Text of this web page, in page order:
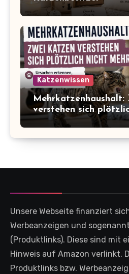
Katzenwissen
Mehrkatzenhaushalt:
verstehen sich
Unsere Webseite finanziert
Werbeanzeigen und
(Produktlinks). Diese sind mit
Hinweis auf Amazon verlinkt.
Produktlinks bzw.